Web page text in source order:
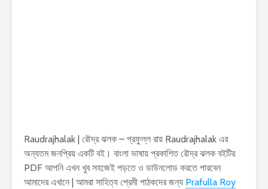
Raudrajhalak | রৌদ্র ঝলক – প্রফুল্ল রায় Raudrajhalak এর
অন্যতম জনপ্রিয় একটি বই। বাংলা ভাষায় প্রকাশিত রৌদ্র ঝলক বইটির
PDF আপনি এখন খুব সহজেই পড়তে ও ডাউনলোড করতে পারবেন
আমাদের এখানে | আমরা সাহিত্য প্রেমী পাঠকদের জন্য Prafulla Roy